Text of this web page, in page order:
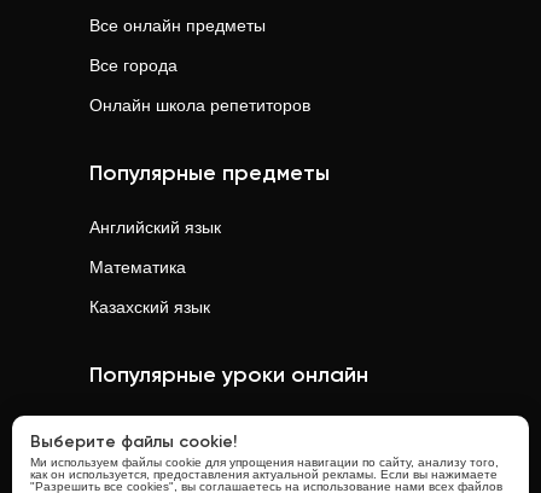
Все онлайн предметы
Все города
Онлайн школа репетиторов
Популярные предметы
Английский язык
Математика
Казахский язык
Популярные уроки онлайн
Физикаонлайн
Выберите файлы cookie!
Ми используем файлы cookie для упрощения навигации по сайту, анализу того,
как он используется, предоставления актуальной рекламы. Если вы нажимаете
"Разрешить все cookies", вы соглашаетесь на использование нами всех файлов